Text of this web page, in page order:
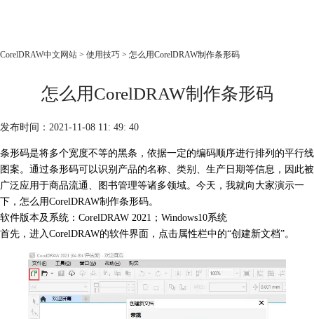
老用户福利
下载
购买
CorelDRAW中文网站 > 使用技巧 > 怎么用CorelDRAW制作条形码
怎么用CorelDRAW制作条形码
发布时间：2021-11-08 11: 49: 40
条形码是将多个宽度不等的黑条，依据一定的编码顺序进行排列的平行线
图案。通过条形码可以识别产品的名称、类别、生产日期等信息，因此被
广泛应用于商品流通、图书管理等诸多领域。今天，我就向大家演示一
下，怎么用CorelDRAW制作条形码。
软件版本及系统：CorelDRAW 2021；Windows10系统
首先，进入CorelDRAW的软件界面，点击属性栏中的“创建新文档”。